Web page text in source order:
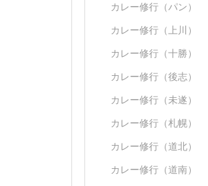
カレー修行（パン）
カレー修行（上川）
カレー修行（十勝）
カレー修行（後志）
カレー修行（未遂）
カレー修行（札幌）
カレー修行（道北）
カレー修行（道南）